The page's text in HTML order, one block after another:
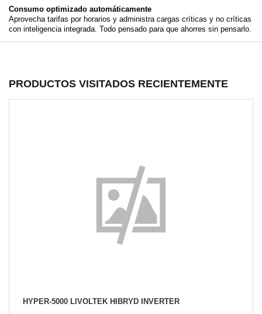
Consumo optimizado automáticamente
Aprovecha tarifas por horarios y administra cargas críticas y no críticas
con inteligencia integrada. Todo pensado para que ahorres sin pensarlo.
PRODUCTOS VISITADOS RECIENTEMENTE
HYPER-5000 LIVOLTEK HIBRYD INVERTER